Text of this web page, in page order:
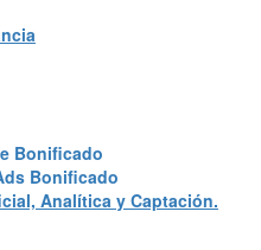
Bonificado
Bonificado
Analítica y Captación.